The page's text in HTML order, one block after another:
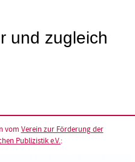
und zugleich
vom Verein zur Förderung der
Publizistik e.V.: